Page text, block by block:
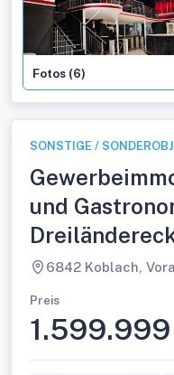
Fotos (6)
SONSTIGE /
und
6842 Koblach,
Preis
1.599.999